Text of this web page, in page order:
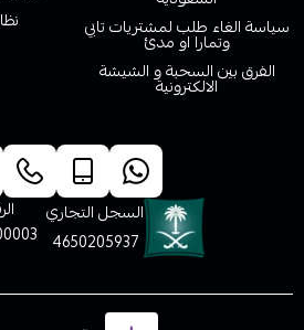
سياسة الغاء طلب لمشتريات تابي
وتمارا او مدئ
الفرق بين السحبة و الشيشة
الالكترونية
السجل التجاري
4650205937